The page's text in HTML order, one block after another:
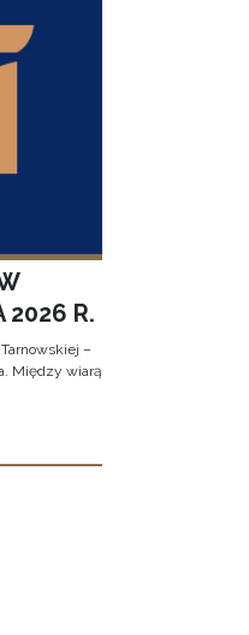
2026 R.
–
Między wiarą